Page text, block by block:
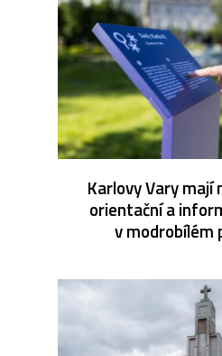
Karlovy Vary mají
orientační a
v modrobílém